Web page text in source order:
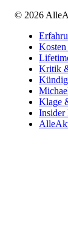
© 2026
Kritik
Klage
Insider